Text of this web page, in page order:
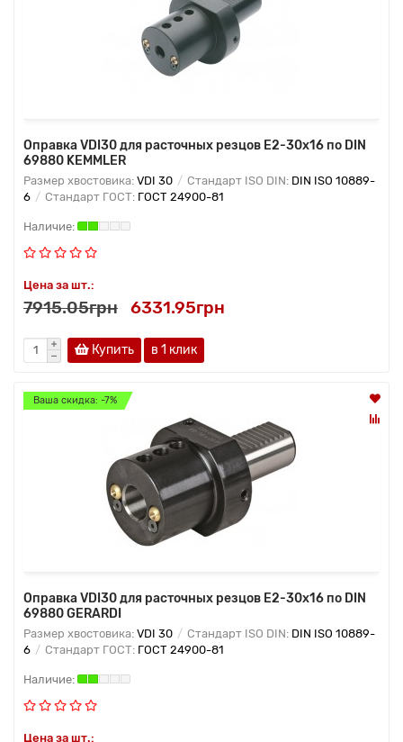
Оправка VDI30 для расточных резцов Е2-30х16 по DIN
69880 KEMMLER
Размер хвостовика: VDI 30 Стандарт ISO DIN: DIN ISO 10889-
6
Стандарт ГОСТ: ГОСТ 24900-81
Цена за шт.:
7915.05грн 6331.95грн
Купить в 1 клик
Ваша скидка: -7%
Оправка VDI30 для расточных резцов Е2-30х16 по DIN
69880 GERARDI
Размер хвостовика: VDI 30 Стандарт ISO DIN: DIN ISO 10889-
6
Стандарт ГОСТ: ГОСТ 24900-81
Цена за шт.: